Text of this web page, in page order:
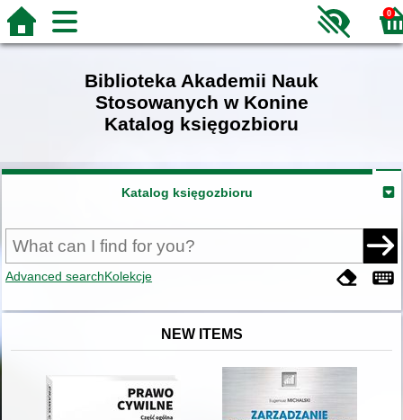
0
Biblioteka Akademii Nauk
Stosowanych w Konine
Katalog księgozbioru
Katalog księgozbioru
Advanced searchKolekcje
NEW ITEMS